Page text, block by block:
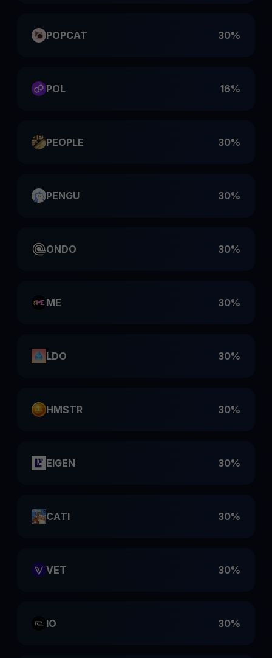
POPCAT 30%
POL 16%
PEOPLE 30%
PENGU 30%
ONDO 30%
ME 30%
LDO 30%
HMSTR 30%
EIGEN 30%
CATI 30%
VET 30%
IO 30%